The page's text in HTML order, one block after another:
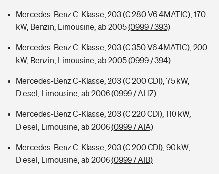
Mercedes-Benz C-Klasse, 203 (C 280 V6 4MATIC), 170
kW, Benzin, Limousine, ab 2005(0999 / 393)
Mercedes-Benz C-Klasse, 203 (C 350 V6 4MATIC), 200
kW, Benzin, Limousine, ab 2005(0999 / 394)
Mercedes-Benz C-Klasse, 203 (C 200 CDI), 75 kW,
Diesel, Limousine, ab 2006(0999 / AHZ)
Mercedes-Benz C-Klasse, 203 (C 220 CDI), 110 kW,
Diesel, Limousine, ab 2006(0999 / AIA)
Mercedes-Benz C-Klasse, 203 (C 200 CDI), 90 kW,
Diesel, Limousine, ab 2006(0999 / AIB)